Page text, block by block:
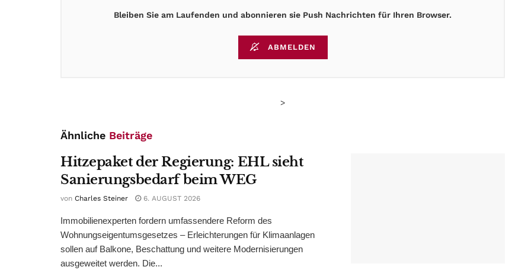
Bleiben Sie am Laufenden und abonnieren sie Push Nachrichten für Ihren Browser.
ABMELDEN
>
Ähnliche Beiträge
Hitzepaket der Regierung: EHL sieht
Sanierungsbedarf beim WEG
von Charles Steiner 6. AUGUST 2026
Immobilienexperten fordern umfassendere Reform des
Wohnungseigentumsgesetzes – Erleichterungen für Klimaanlagen
sollen auf Balkone, Beschattung und weitere Modernisierungen
ausgeweitet werden. Die...